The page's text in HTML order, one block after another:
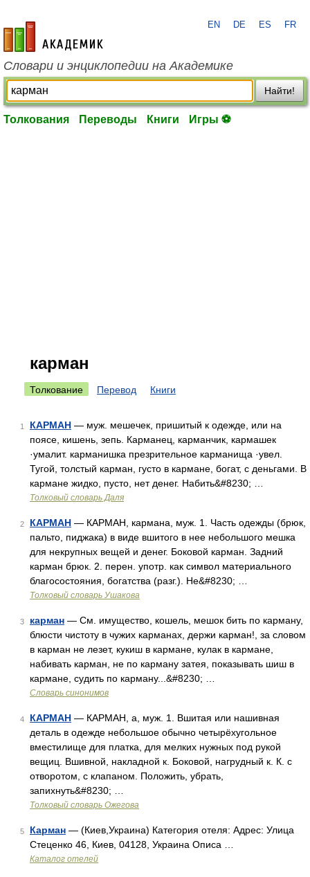
academic.ru
EN DE ES FR
Словари и энциклопедии на Академике
Найти!
Толкования Переводы Книги Игры ⚽
карман
Толкование Перевод Книги
1 КАРМАН — муж. мешечек, пришитый к одежде, или на
поясе, кишень, зепь. Карманец, карманчик, кармашек
·умалит. карманишка презрительное карманища ·увел.
Тугой, толстый карман, густо в кармане, богат, с деньгами. В
кармане жидко, пусто, нет денег. Набить&#8230; …
Толковый словарь Даля
2 КАРМАН — КАРМАН, кармана, муж. 1. Часть одежды (брюк,
пальто, пиджака) в виде вшитого в нее небольшого мешка
для некрупных вещей и денег. Боковой карман. Задний
карман брюк. 2. перен. употр. как символ материального
благосостояния, богатства (разг.). Не&#8230; …
Толковый словарь Ушакова
3 карман — См. имущество, кошель, мешок бить по карману,
блюсти чистоту в чужих карманах, держи карман!, за словом
в карман не лезет, кукиш в кармане, кулак в кармане,
набивать карман, не по карману затея, показывать шиш в
кармане, судить по карману...&#8230; …
Словарь синонимов
4 КАРМАН — КАРМАН, а, муж. 1. Вшитая или нашивная
деталь в одежде небольшое обычно четырёхугольное
вместилище для платка, для мелких нужных под рукой
вещиц. Вшивной, накладной к. Боковой, нагрудный к. К. с
отворотом, с клапаном. Положить, убрать,
запихнуть&#8230; …
Толковый словарь Ожегова
5 Карман — (Киев,Украина) Категория отеля: Адрес: Улица
Стеценко 46, Киев, 04128, Украина Описа …
Каталог отелей